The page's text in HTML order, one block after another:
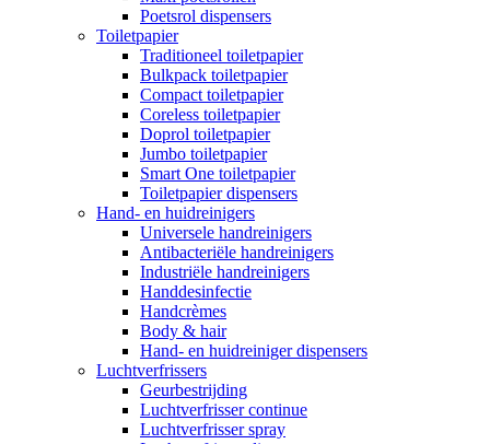
Poetsrol dispensers
Toiletpapier
Traditioneel toiletpapier
Bulkpack toiletpapier
Compact toiletpapier
Coreless toiletpapier
Doprol toiletpapier
Jumbo toiletpapier
Smart One toiletpapier
Toiletpapier dispensers
Hand- en huidreinigers
Universele handreinigers
Antibacteriële handreinigers
Industriële handreinigers
Handdesinfectie
Handcrèmes
Body & hair
Hand- en huidreiniger dispensers
Luchtverfrissers
Geurbestrijding
Luchtverfrisser continue
Luchtverfrisser spray